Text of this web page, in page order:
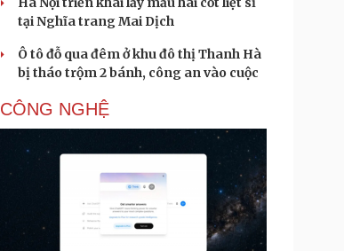
tại Nghĩa trang Mai Dịch
Ô tô đỗ qua đêm ở khu đô thị Thanh Hà
bị tháo trộm 2 bánh, công an vào cuộc
CÔNG NGHỆ